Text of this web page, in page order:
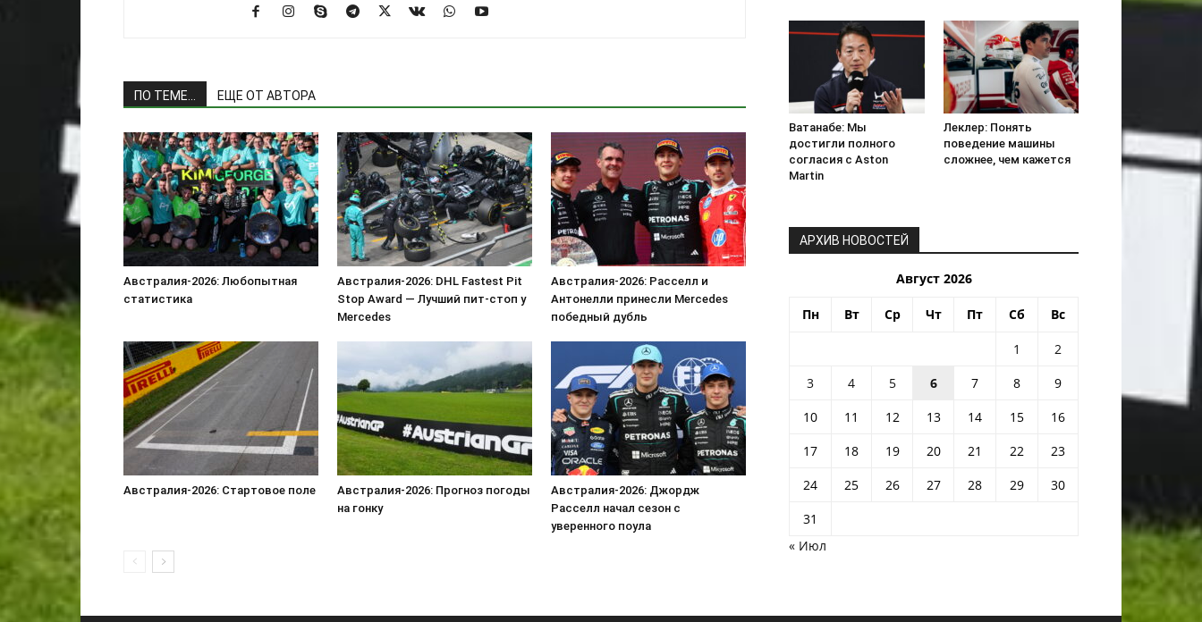
ПО ТЕМЕ... ЕЩЕ ОТ АВТОРА
Австралия-2026: Любопытная
статистика
Австралия-2026: DHL Fastest Pit
Stop Award — Лучший пит-стоп у
Mercedes
Австралия-2026: Расселл и
Антонелли принесли Mercedes
победный дубль
Австралия-2026: Стартовое поле
Австралия-2026: Прогноз погоды
на гонку
Австралия-2026: Джордж
Расселл начал сезон с
уверенного поула
Ватанабе: Мы
достигли полного
согласия с Aston
Martin
Леклер: Понять
поведение машины
сложнее, чем кажется
АРХИВ НОВОСТЕЙ
Август 2026
Пн Вт Ср Чт Пт Сб Вс
1
2
3
4 5 6 7 8
9
10
11 12 13 14 15
16
17
18 19 20 21 22
23
24
25 26 27 28 29
30
31
« Июл